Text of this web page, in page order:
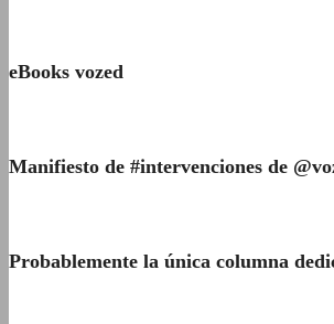
eBooks vozed
Manifiesto de #intervenciones de
Probablemente la única columna